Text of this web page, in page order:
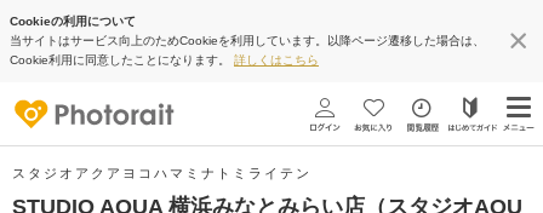
Cookieの利用について
当サイトはサービス向上のためCookieを利用しています。以降ページ遷移した場合は、
Cookie利用に同意したことになります。 詳しくはこちら
スタジオアクアヨコハマミナトミライテン
STUDIO AQUA 横浜みなとみらい店（スタジオAQU